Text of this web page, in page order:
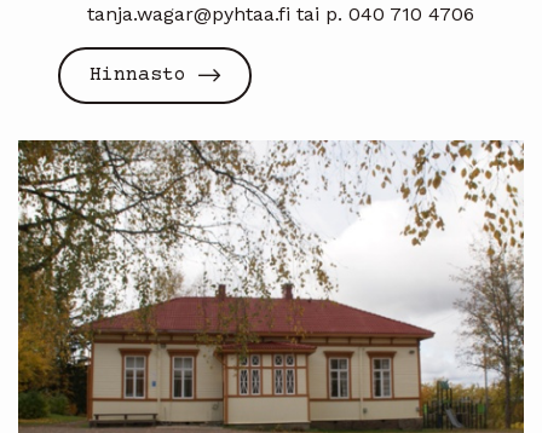
tanja.wagar@pyhtaa.fi tai p. 040 710 4706
Hinnasto